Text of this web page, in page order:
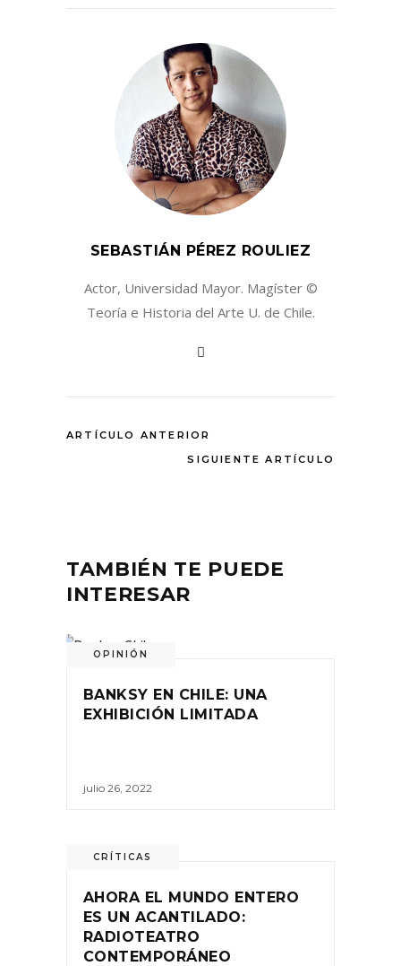
SEBASTIÁN PÉREZ ROULIEZ
Actor, Universidad Mayor. Magíster ©
Teoría e Historia del Arte U. de Chile.
ARTÍCULO ANTERIOR
SIGUIENTE ARTÍCULO
TAMBIÉN TE PUEDE
INTERESAR
OPINIÓN
BANKSY EN CHILE: UNA
EXHIBICIÓN LIMITADA
julio 26, 2022
CRÍTICAS
AHORA EL MUNDO ENTERO
ES UN ACANTILADO:
RADIOTEATRO
CONTEMPORÁNEO